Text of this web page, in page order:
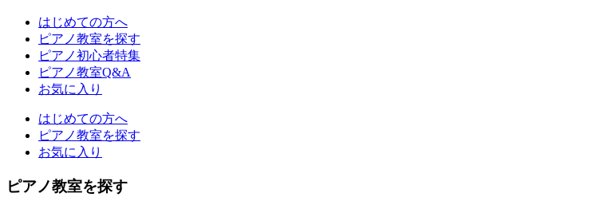
はじめての方へ
ピアノ教室を探す
ピアノ初心者特集
ピアノ教室Q&A
お気に入り
はじめての方へ
ピアノ教室を探す
お気に入り
ピアノ教室を探す